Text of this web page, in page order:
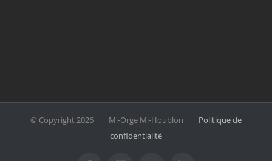
© Copyright2026 | Mi-Orge Mi-Houblon | Politique de
confidentialité